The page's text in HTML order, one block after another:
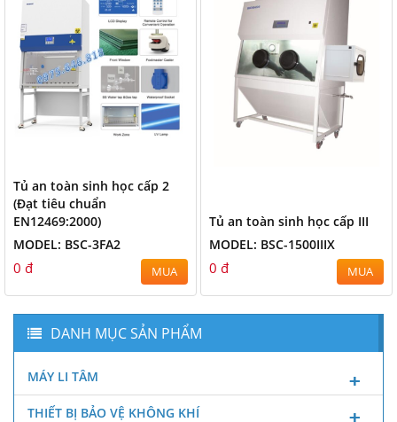
Tủ an toàn sinh học cấp 2
(Đạt tiêu chuẩn
EN12469:2000)
MODEL: BSC-3FA2
0 đ MUA
Tủ an toàn sinh học cấp III
MODEL: BSC-1500IIIX
0 đ MUA
DANH MỤC SẢN PHẨM
MÁY LI TÂM
THIẾT BỊ BẢO VỆ KHÔNG KHÍ